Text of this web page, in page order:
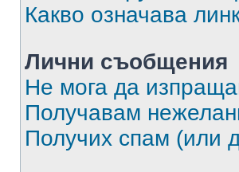
Какво означава
Лични съобщения
Не мога да
Получавам
Получих спам (или